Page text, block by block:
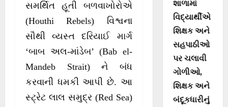
સમર્થિત હૂતી બળવાખોરોએ
(Houthi Rebels) વિશ્વના
સૌથી વ્યસ્ત દરિયાઈ માર્ગ
‘બાબ અલ-માંડેબ’ (Bab el-
Mandeb Strait) ને બંધ
કરવાની ધમકી આપી છે. આ
સ્ટ્રેટ લાલ સમુદ્ર (Red Sea)
શાળામાં
વિદ્યાર્થીએ
શિક્ષક અને
સહપાઠીઓ
પર ચલાવી
ગોળીઓ,
શિક્ષક અને
બંદૂકધારીનું